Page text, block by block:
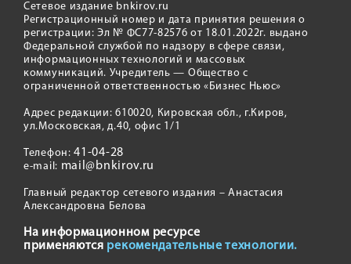
Сетевое издание bnkirov.ru
Регистрационный номер и дата принятия решения о
регистрации: Эл № ФС77-82576 от 18.01.2022г. выдано
Федеральной службой по надзору в сфере связи,
информационных технологий и массовых
коммуникаций. Учредитель — Общество с
ограниченной ответственностью «Бизнес Ньюс»
Адрес редакции: 610020, Кировская обл., г.Киров,
ул.Московская, д.40, офис 1/1
Телефон:41-04-28
e-mail: mail@bnkirov.ru
Главный редактор сетевого издания – Анастасия
Александровна Белова
На информационном ресурсе
применяются рекомендательные технологии.